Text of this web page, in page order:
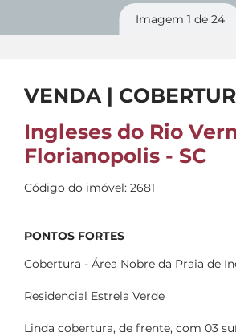
Imagem 1 de 24
VENDA |
Ingleses do Rio
Florianopolis - SC
Código do imóvel: 2681
PONTOS FORTES
Cobertura - Área Nobre da Praia de
Residencial Estrela Verde
Linda cobertura, de frente, com 03